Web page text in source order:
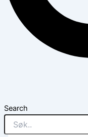
Search